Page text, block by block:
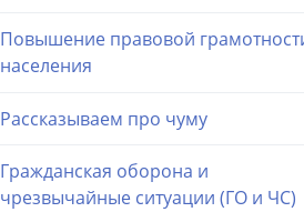
Повышение правовой
населения
Рассказываем про чуму
Гражданская оборона и
чрезвычайные ситуации (ГО и ЧС)